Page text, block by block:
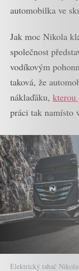
automobilka ve
Jak moc Nikola
společnost
vodíkovým
taková, že
náklaďáku, kterou
práci tak namísto
Elektrický tahač